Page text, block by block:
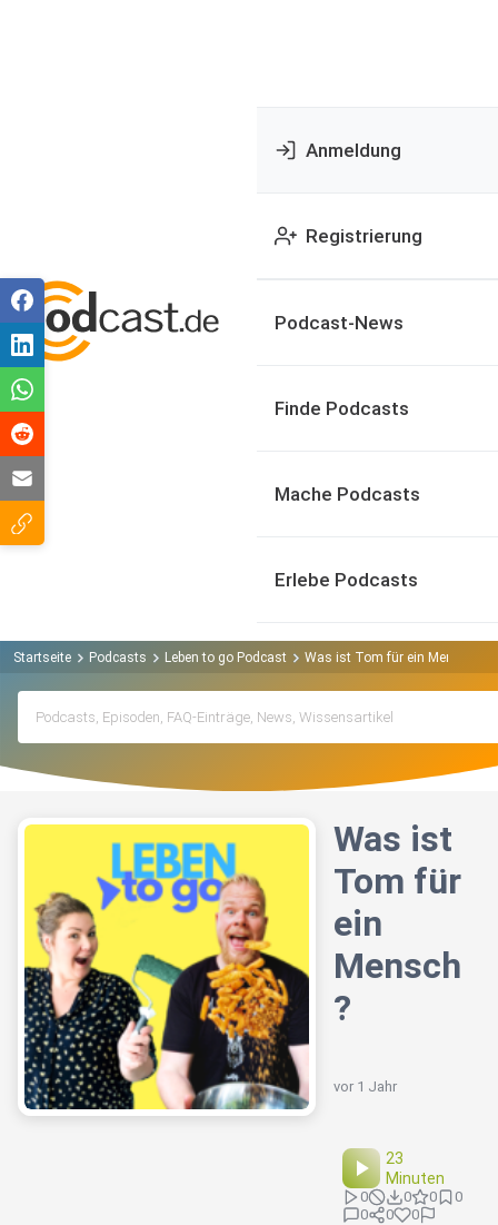
Anmeldung
Registrierung
Podcast-News
Finde Podcasts
Mache Podcasts
Erlebe Podcasts
Startseite Podcasts Leben to go Podcast Was ist Tom für ein Mensch?
Was ist
Tom für
ein
Mensch
?
vor 1 Jahr
23
Minuten
0 0 0
0
0
0 0